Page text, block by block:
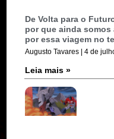
De Volta para o
por que ainda somos
por essa viagem no
Augusto Tavares 4 de
Leia mais »